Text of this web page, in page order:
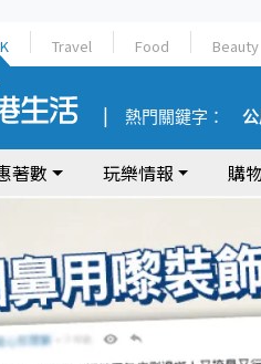
Travel Food Beauty
熱門關鍵字：
著數 玩樂情報 購